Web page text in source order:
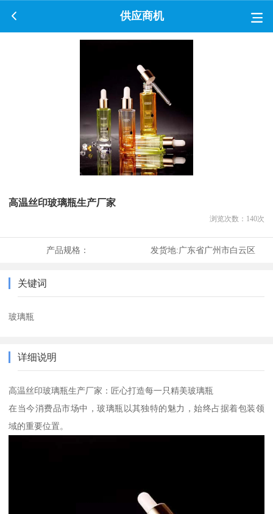
供应商机
高温丝印玻璃瓶生产厂家
浏览次数： 140次
产品规格： 发货地:广东省广州市白云区
关键词
玻璃瓶
详细说明
高温丝印玻璃瓶生产厂家：匠心打造每一只精美玻璃瓶
在当今消费品市场中，玻璃瓶以其独特的魅力，始终占据着包装领
域的重要位置。